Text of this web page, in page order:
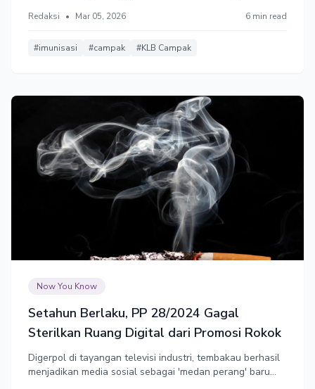
waspada Kejadian Luar Biasa (KLB) di 11 Provinsi.
rutin selama pandemi.
Redaksi • Mar 05, 2026 6 min read
#imunisasi #campak #KLB Campak
Now You Know
Setahun Berlaku, PP 28/2024 Gagal
Sterilkan Ruang Digital dari Promosi Rokok
Digerpol di tayangan televisi industri, tembakau berhasil
menjadikan media sosial sebagai 'medan perang' baru